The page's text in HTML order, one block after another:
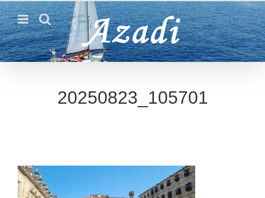
Passer
au
contenu
20250823_105701